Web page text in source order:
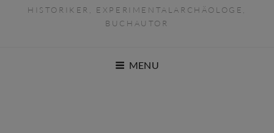
HISTORIKER, EXPERIMENTALARCHÄOLOGE,
BUCHAUTOR
MENU